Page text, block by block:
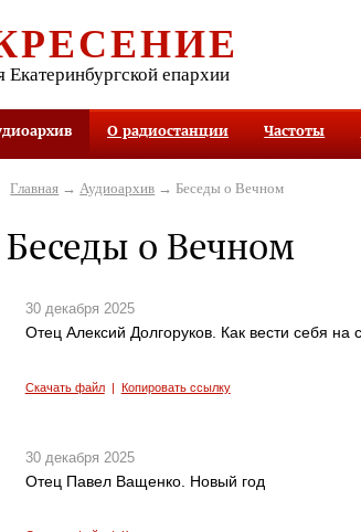
Екатеринбургской епархии
О радиостанции Частоты
Главная → Аудиоархив → Беседы о Вечном
Беседы о Вечном
30 декабря 2025
Отец Алексий Долгоруков. Как вести себя
Скачать файл| Копировать ссылку
30 декабря 2025
Отец Павел Ващенко. Новый год